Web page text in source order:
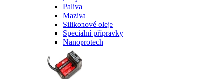
Paliva
Maziva
Silikonové oleje
Speciální přípravky
Nanoprotech